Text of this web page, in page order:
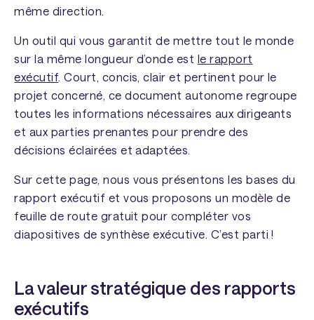
même direction.
Un outil qui vous garantit de mettre tout le monde
sur la même longueur d’onde est le rapport
exécutif. Court, concis, clair et pertinent pour le
projet concerné, ce document autonome regroupe
toutes les informations nécessaires aux dirigeants
et aux parties prenantes pour prendre des
décisions éclairées et adaptées.
Sur cette page, nous vous présentons les bases du
rapport exécutif et vous proposons un modèle de
feuille de route gratuit pour compléter vos
diapositives de synthèse exécutive. C’est parti !
La valeur stratégique des rapports
exécutifs